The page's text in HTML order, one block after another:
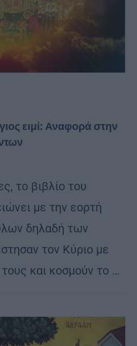
ειμί: Αναφορά στην
το βιβλίο του
με την εορτή
δηλαδή των
τον Κύριο με
και κοσμούν το …